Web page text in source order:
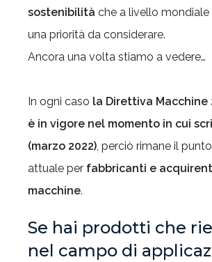
sostenibilità che a livello
una priorità da considerare.
Ancora una volta stiamo a vedere…
In ogni caso la Direttiva
è in vigore nel momento in cui
(marzo 2022) , perciò rimane il
attuale per fabbricanti e
macchine.
Se hai prodotti che
nel campo di